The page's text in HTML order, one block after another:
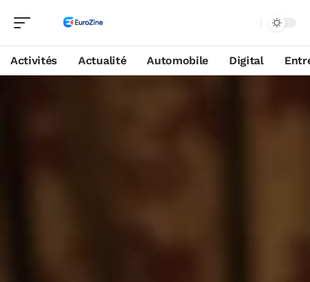
Activités Actualité Automobile Digital